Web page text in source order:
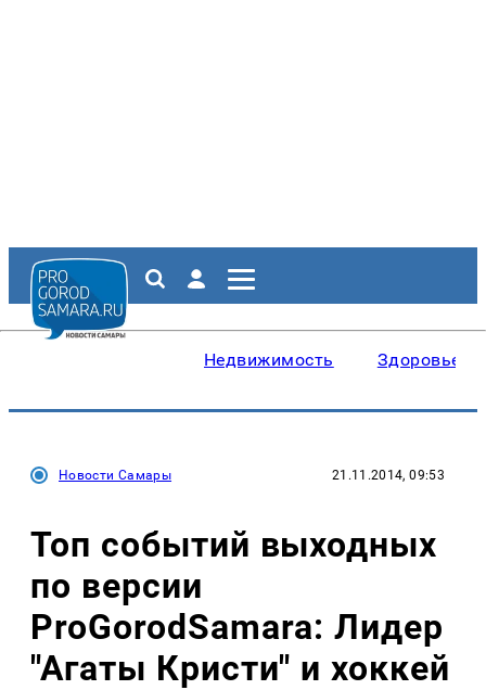
Недвижимость Здоровье
Новости Самары 21.11.2014, 09:53
Топ событий выходных
по версии
ProGorodSamarа: Лидер
"Агаты Кристи" и хоккей